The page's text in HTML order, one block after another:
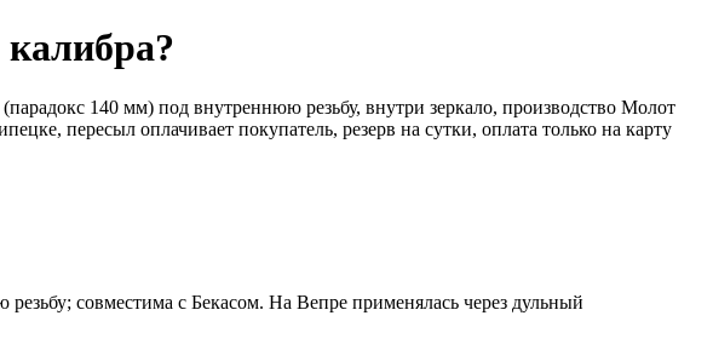
140 мм) под внутреннюю резьбу, внутри зеркало, производство Молот
пересыл оплачивает покупатель, резерв на сутки, оплата только на карту
совместима с Бекасом. На Вепре применялась через дульный